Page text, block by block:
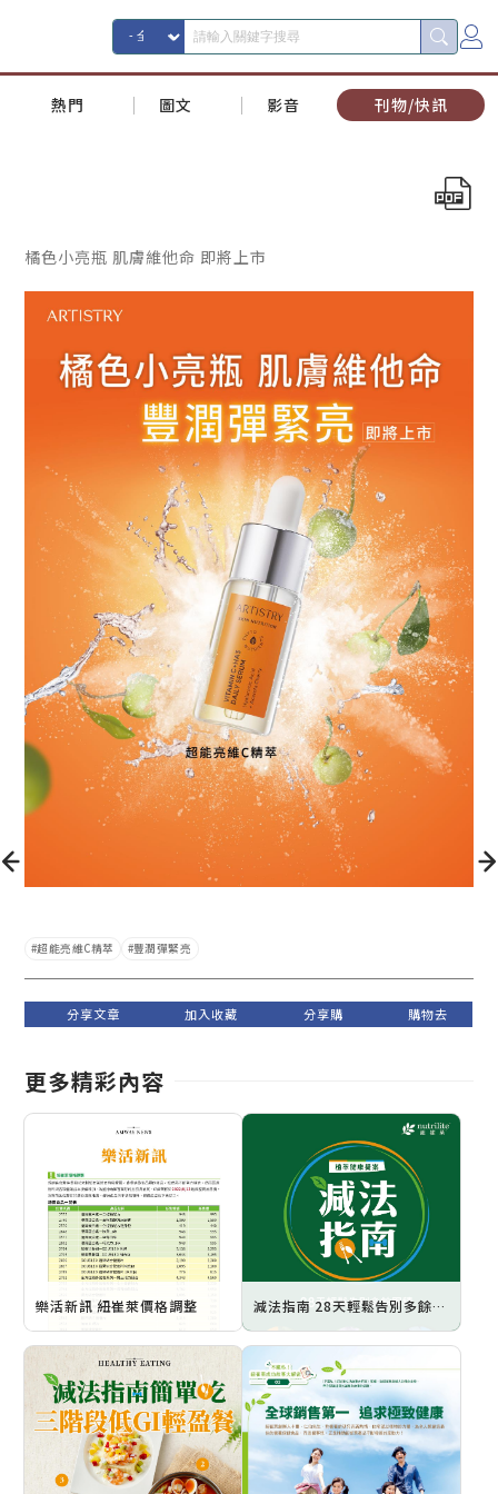
熱門 圖文 影音 刊物/快訊
橘色小亮瓶 肌膚維他命 即將上市
超能亮維C精萃 豐潤彈緊亮
更多精彩內容
樂活新訊 紐崔萊價格調整 減法指南 28天輕鬆告別多餘囤積